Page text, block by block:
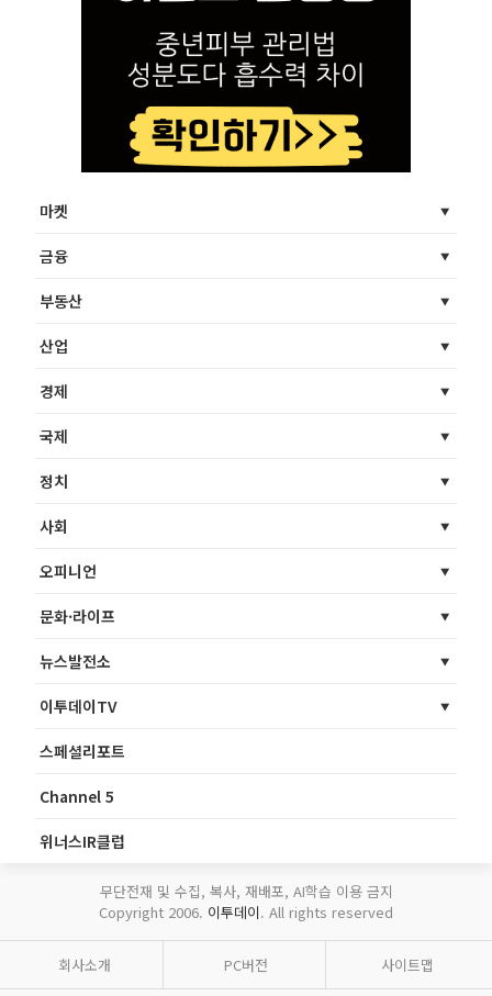
마켓
금융
부동산
산업
경제
국제
정치
사회
오피니언
문화·라이프
뉴스발전소
이투데이TV
스페셜리포트
Channel 5
위너스IR클럽
무단전재 및 수집, 복사, 재배포, AI학습 이용 금지
Copyright 2006. 이투데이. All rights reserved
회사소개 PC버전 사이트맵